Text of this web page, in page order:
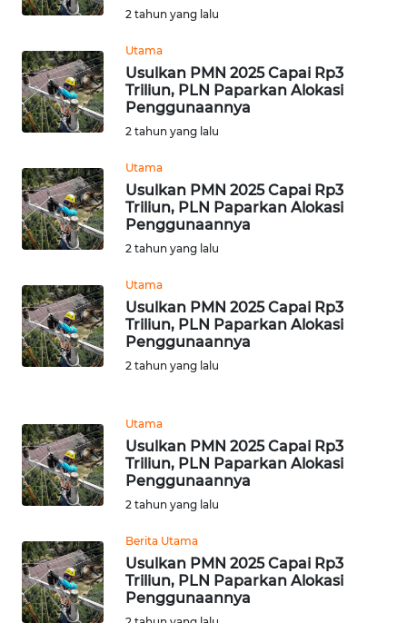
2 tahun yang lalu
Utama
Usulkan PMN 2025 Capai Rp3
Triliun, PLN Paparkan Alokasi
Penggunaannya
2 tahun yang lalu
Utama
Usulkan PMN 2025 Capai Rp3
Triliun, PLN Paparkan Alokasi
Penggunaannya
2 tahun yang lalu
Utama
Usulkan PMN 2025 Capai Rp3
Triliun, PLN Paparkan Alokasi
Penggunaannya
2 tahun yang lalu
Utama
Usulkan PMN 2025 Capai Rp3
Triliun, PLN Paparkan Alokasi
Penggunaannya
2 tahun yang lalu
Berita Utama
Usulkan PMN 2025 Capai Rp3
Triliun, PLN Paparkan Alokasi
Penggunaannya
SUMUT
WN
JAKARTA
JABAR
WN
BANTEN
WN
NTT
WN
WN
PAPUA
WN
BARAT
WN
RIAU